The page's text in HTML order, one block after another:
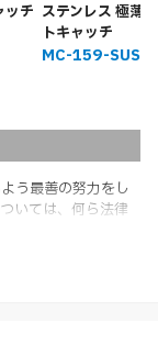
ッチ ステンレス 極薄
トキャッチ
MC-159-SUS
う最善の努力をし
いては、何ら法律